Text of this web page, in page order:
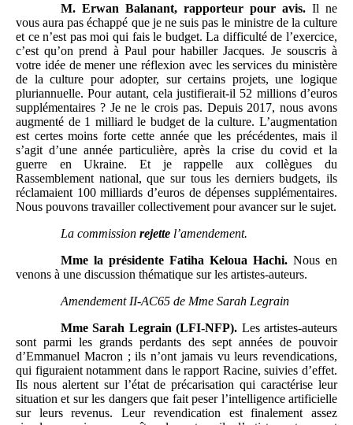
M. Erwan Balanant, rapporteur pour avis.Il ne
vous aura pas échappé que je ne suis pas le ministre de la culture
et ce n’est pas moi qui fais le budget. La difficulté de l’exercice,
c’est qu’on prend à Paul pour habiller Jacques. Je souscris à
votre idée de mener une réflexion avec les services du ministère
de la culture pour adopter, sur certains projets, une logique
pluriannuelle. Pour autant, cela justifierait-il 52 millions d’euros
supplémentaires ? Je ne le crois pas. Depuis 2017, nous avons
augmenté de 1 milliard le budget de la culture. L’augmentation
est certes moins forte cette année que les précédentes, mais il
s’agit d’une année particulière, après la crise du covid et la
guerre en Ukraine. Et je rappelle aux collègues du
Rassemblement national, que sur tous les derniers budgets, ils
réclamaient 100 milliards d’euros de dépenses supplémentaires.
Nous pouvons travailler collectivement pour avancer sur le sujet.
La commission rejettel’amendement.
Mme la présidente Fatiha Keloua Hachi.Nous en
venons à une discussion thématique sur les artistes-auteurs.
Amendement II-AC65 de Mme Sarah Legrain
Mme Sarah Legrain (LFI-NFP). Les artistes-auteurs
sont parmi les grands perdants des sept années de pouvoir
d’Emmanuel Macron ; ils n’ont jamais vu leurs revendications,
qui figuraient notamment dans le rapport Racine, suivies d’effet.
Ils nous alertent sur l’état de précarisation qui caractérise leur
situation et sur les dangers que fait peser l’intelligence artificielle
sur leurs revenus. Leur revendication est finalement assez